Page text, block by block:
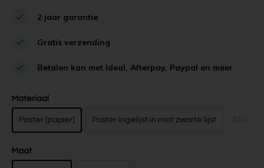
2 jaar garantie
Gratis verzending
Betalen kan met Ideal, Afterpay, Paypal en meer
Materiaal
Poster [papier] Poster ingelijst in mat zwarte lijst Dibond
Maat